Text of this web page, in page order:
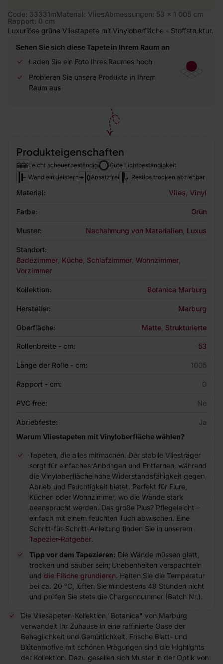
Code: 33331mMaterial: VliesAbmessungen: 53 x 1 005 cm
Rapport: 0 cm
Luxuriöse grüne Vliestapete mit Vinyloberfläche - Stoffstruktur.
Sehen Sie sich diese Tapete in Ihrem Raum an
Laden Sie ein Foto Ihres Raumes hoch
Probieren Sie unsere Produkte in Ihrem
Raum aus
Produkteigenschaften
Leicht scheuerbeständig
Gute Lichtbeständigkeit
Wand einkleistern
Ansatzfrei Restlos trocken abziehbar
Material: Vlies Vinyl
Farbe: Grün
Muster: Nachahmung von Materialien Luxus
Standort:
Badezimmer Küche Schlafzimmer Wohnzimmer
Vorzimmer
Kollektion: Botanica Marburg
Hersteller: Marburg
Oberfläche: Matte Strukturierte
Rollenbreite - cm: 53
Länge der Rolle - cm: 1005
Rapport - cm: 0
PVC free: Ne
Abriebfeste:
Ja
Warum Vliestapeten mit Vinyloberfläche wählen?
Tapeten, die alles mitmachen. Der stabile Vliesträger
sorgt für einfaches Anbringen und Entfernen, während
die Vinyloberfläche hohe Widerstandsfähigkeit gegen
Abrieb und Feuchtigkeit bietet. Perfekt für Flure,
Küchen oder Wohnzimmer, wo die Wände stark
beansprucht werden. Das große Plus? Pflegeleicht –
einfach mit einem feuchten Tuch abwischen. Eine
Schritt-für-Schritt-Anleitung finden Sie in unserem
Tapezier-Ratgeber.
Tipp vor dem Tapezieren: Die Wände müssen glatt,
trocken und sauber sein; Unebenheiten verspachteln
und die Fläche grundieren. Halten Sie die Temperatur
bei ca. 20 °C, lüften Sie mindestens 48 Stunden nicht
und prüfen Sie stets die Chargennummer (Batch Nr.).
Die Vliesapeten-Kollektion "Botanica" von Marburg
verwandelt Ihr Zuhause in eine raffinierte Oase der
Behaglichkeit und Gemütlichkeit. Frische Blatt- und
Blütenmotive mit schönen Prägungen sind die Highlights
der Kollektion. Dazu gesellen sich Muster in der Optik von